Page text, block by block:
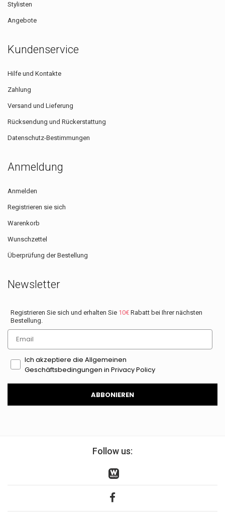
Stylisten
Angebote
Kundenservice
Hilfe und Kontakte
Zahlung
Versand und Lieferung
Rücksendung und Rückerstattung
Datenschutz-Bestimmungen
Anmeldung
Anmelden
Registrieren sie sich
Warenkorb
Wunschzettel
Überprüfung der Bestellung
Newsletter
Registrieren Sie sich und erhalten Sie 10€ Rabatt bei Ihrer nächsten
Bestellung.
Email
Ich akzeptiere die Allgemeinen
Geschäftsbedingungen in Privacy Policy
ABBONIEREN
Follow us: